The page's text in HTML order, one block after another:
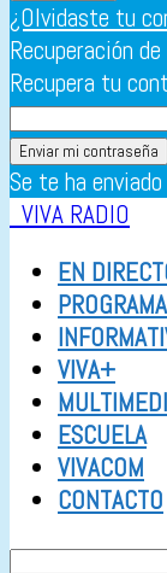
¿Olvidaste tu
Recuperación
Recupera tu
Se te ha
VIVA RADIO
EN
VIVA+
ESCUELA
VIVACOM
CONTACTO